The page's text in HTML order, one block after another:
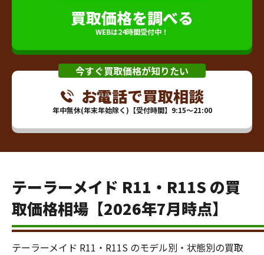
買取価格を調べる
WEBは24時間受付中！
今すぐ買取価格が知りたい
お電話で買取相談
年中無休(年末年始除く)【受付時間】9:15～21:00
テーラーメイド R11・R11S の買
取価格相場【2026年7月時点】
テーラーメイド R11・R11S のモデル別・状態別の買取